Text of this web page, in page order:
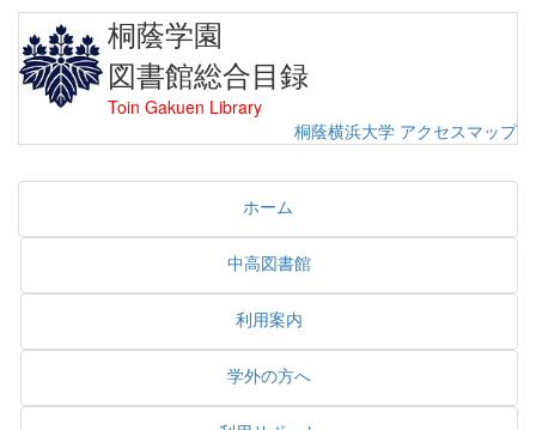
桐蔭学園
図書館総合目録
Toin Gakuen Library
桐蔭横浜大学 アクセスマップ
ホーム
中高図書館
利用案内
学外の方へ